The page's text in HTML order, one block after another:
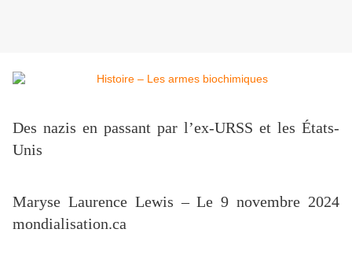
Des nazis en passant par l’ex-URSS et les États-
Unis
Maryse Laurence Lewis – Le 9 novembre 2024
mondialisation.ca